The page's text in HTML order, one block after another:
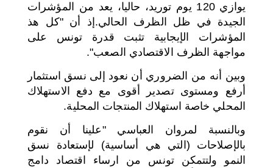
يوازي 120 يوم توريد، حاليا، يعد من المؤشرات
الجيدة في ظل الظرف الحالي.إذ أن "كل هذ
المؤشرات الإيجابية تثبت قدرة تونس على
مواجهة الظرف الاقتصادي الصعب".
وبين أنه من الضروري أن نعود إلى نسق استثمار
أرفع ومستوى تصدير أقوى مع دفع الاستهلاك
المحلي خاصة استهلاك المنتجات المحلية.
وبالنسبة لمروان العباسي "علينا أن نقوم
بالإصلاحات (التي هي أساسية) لإستعادة نسق
النمو ولتتمكن تونس من ارساء اقتصاد دامج